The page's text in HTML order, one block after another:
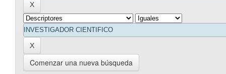
Comenzar una nueva búsqueda